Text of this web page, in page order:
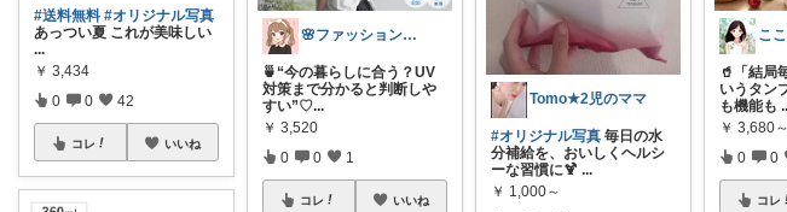
#送料無料 #オリジナル写真
あっつい夏 これが美味しい
...
￥ 3,434
0 0 42
コレ いいね
🌸ファッションハナコの可愛さラボ🌸
🍵“今の暮らしに合う？UV
対策まで分かると判断しや
すい”♡ ​...
￥ 3,520
0 0 1
コレ いいね
Tomo★2児のママ
#オリジナル写真 毎日の水
分補給を、おいしくヘルシ
ーな習慣に🍹 ...
￥ 1,000～
🥤「結局
いうタン
も機能も
￥ 3,680～
0 0
コレ